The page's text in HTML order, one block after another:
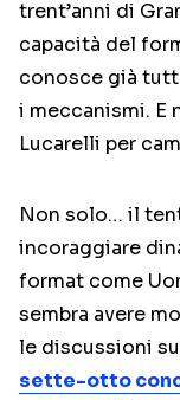
trent’anni di
capacità del
conosce già
i meccanismi. E
Lucarelli per
Non solo… il
incoraggiare
format come
sembra avere
le discussioni
sette-otto